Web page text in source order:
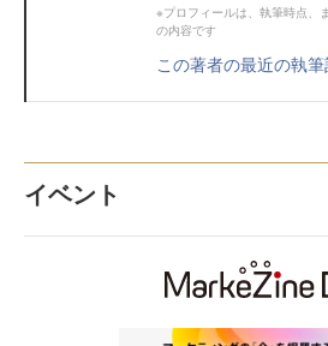
※プロフィールは、執筆時点、
の内容です
この著者の最近の執
イベント